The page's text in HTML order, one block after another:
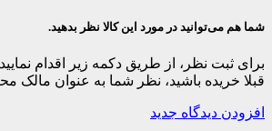
شما هم می‌توانید در مورد این کالا نظر بدهید.
برای ثبت نظر، از طریق دکمه زیر اقدام
قبلا خریده باشید، نظر شما به عنوان مالک
افزودن دیدگاه جدید